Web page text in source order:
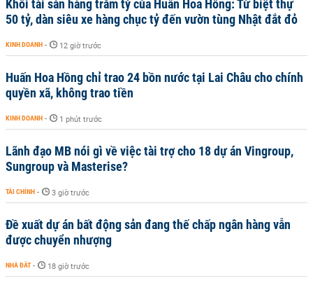
Khối tài sản hàng trăm tỷ của Huấn Hoa Hồng: Từ biệt thự
50 tỷ, dàn siêu xe hàng chục tỷ đến vườn tùng Nhật đắt đỏ
KINH DOANH - 12 giờ trước
Huấn Hoa Hồng chỉ trao 24 bồn nước tại Lai Châu cho chính
quyền xã, không trao tiền
KINH DOANH - 1 phút trước
Lãnh đạo MB nói gì về việc tài trợ cho 18 dự án Vingroup,
Sungroup và Masterise?
TÀI CHÍNH - 3 giờ trước
Đề xuất dự án bất động sản đang thế chấp ngân hàng vẫn
được chuyển nhượng
NHÀ ĐẤT - 18 giờ trước